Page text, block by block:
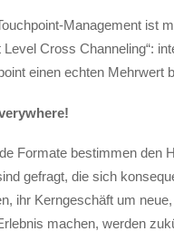
Management ist
Cross Channeling“:
einen echten Mehrwert
Formate bestimmen den
gefragt, die sich
ihr Kerngeschäft um
machen, werden